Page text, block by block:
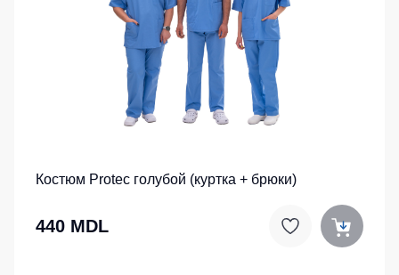
Костюм Protec голубой (куртка + брюки)
440 MDL